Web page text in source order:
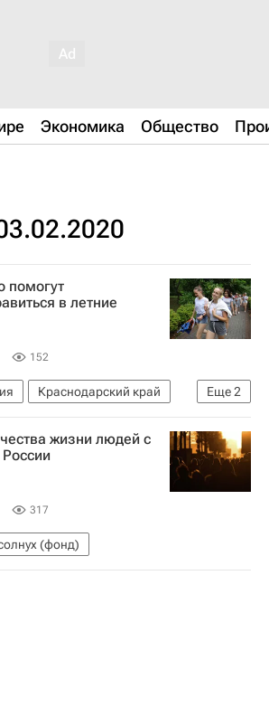
Экономика Общество
помогут
в летние
152
Еще2
Краснодарский край
Россия
жизни людей с
317
(фонд)